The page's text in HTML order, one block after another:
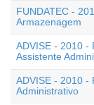
FUNDATEC -
Armazenagem
ADVISE - 2010 -
Assistente
ADVISE - 2010 -
Administrativo